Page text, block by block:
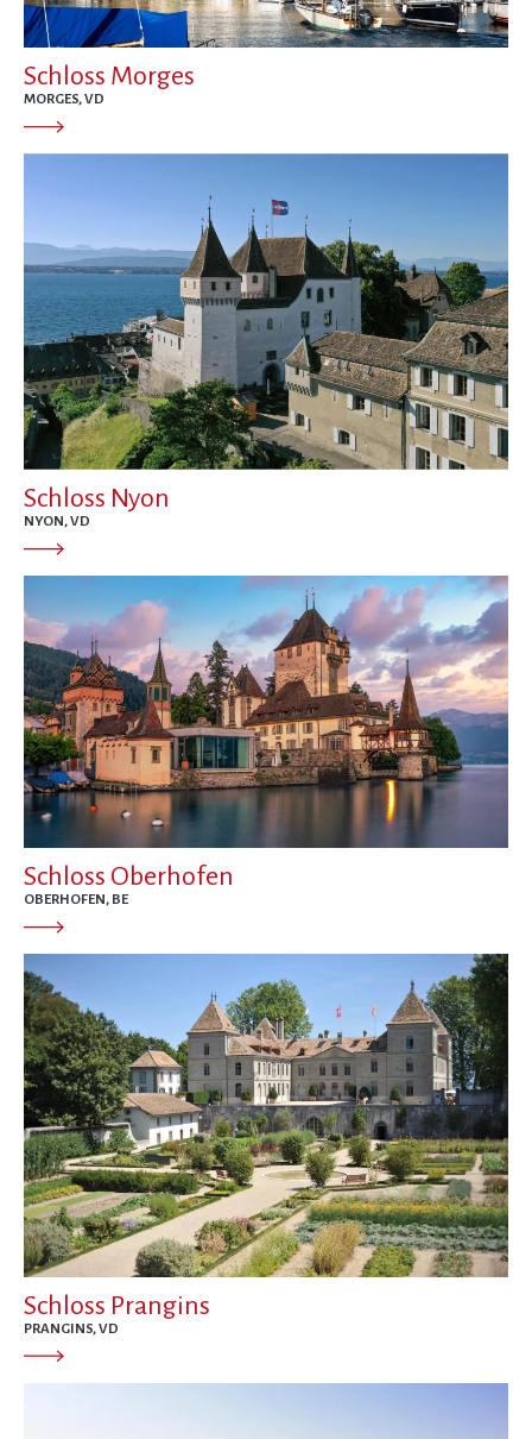
Schloss Morges
MORGES, VD
Schloss Nyon
NYON, VD
Schloss Oberhofen
OBERHOFEN, BE
Schloss Prangins
PRANGINS, VD